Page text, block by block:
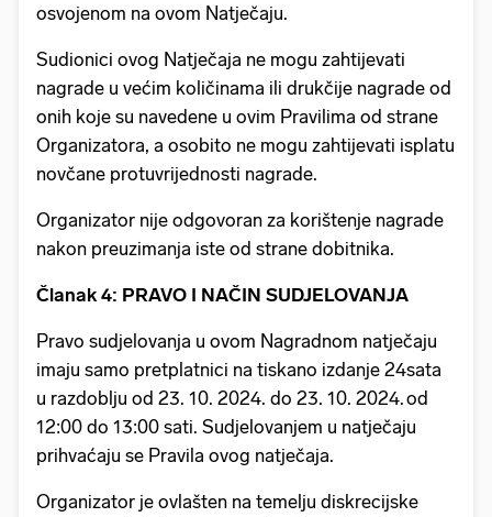
osvojenom na ovom Natječaju.
Sudionici ovog Natječaja ne mogu zahtijevati
nagrade u većim količinama ili drukčije nagrade od
onih koje su navedene u ovim Pravilima od strane
Organizatora, a osobito ne mogu zahtijevati isplatu
novčane protuvrijednosti nagrade.
Organizator nije odgovoran za korištenje nagrade
nakon preuzimanja iste od strane dobitnika.
Članak 4: PRAVO I NAČIN SUDJELOVANJA
Pravo sudjelovanja u ovom Nagradnom natječaju
imaju samo pretplatnici na tiskano izdanje 24sata
u razdoblju od 23. 10. 2024. do 23. 10. 2024. od
12:00 do 13:00 sati. Sudjelovanjem u natječaju
prihvaćaju se Pravila ovog natječaja.
Organizator je ovlašten na temelju diskrecijske